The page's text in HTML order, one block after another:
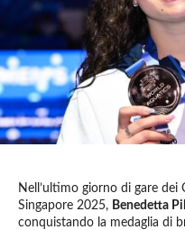
Nell’ultimo giorno di gare
Singapore 2025, Benedetta
conquistando la medaglia di